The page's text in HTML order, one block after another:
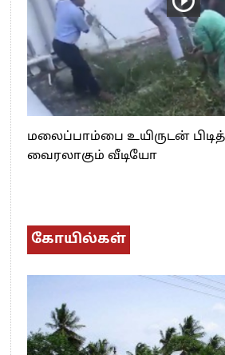
மலைப்பாம்பை உயிருடன்
வைரலாகும் வீடியோ
கோயில்கள்